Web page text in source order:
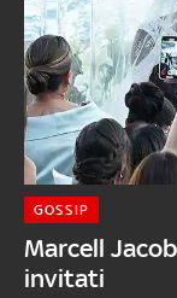
Marcell
invitati
GOSSIP